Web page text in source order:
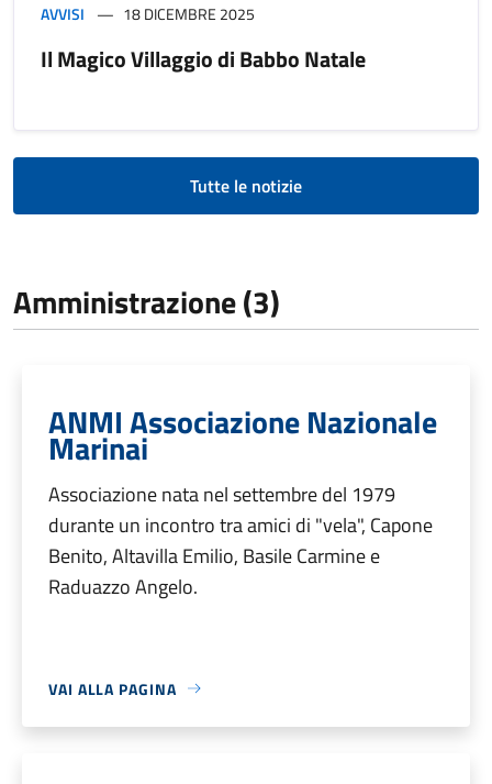
AVVISI 18 DICEMBRE 2025
Il Magico Villaggio di Babbo Natale
Tutte le notizie
Amministrazione (3)
ANMI Associazione Nazionale
Marinai
Associazione nata nel settembre del 1979
durante un incontro tra amici di "vela", Capone
Benito, Altavilla Emilio, Basile Carmine e
Raduazzo Angelo.
VAI ALLA PAGINA